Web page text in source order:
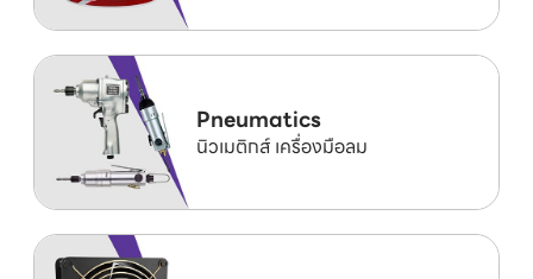
Pneumatics
นิวเมติกส์ เครื่องมือลม